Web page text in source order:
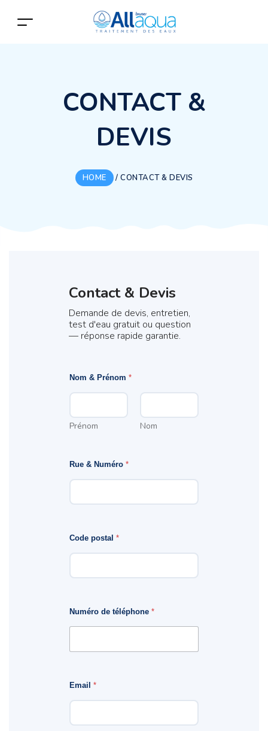
CONTACT &
DEVIS
HOME / CONTACT & DEVIS
Contact & Devis
Demande de devis, entretien,
test d'eau gratuit ou question
— réponse rapide garantie.
Nom & Prénom*
Prénom Nom
Rue & Numéro*
Code postal*
Numéro de téléphone*
Email*